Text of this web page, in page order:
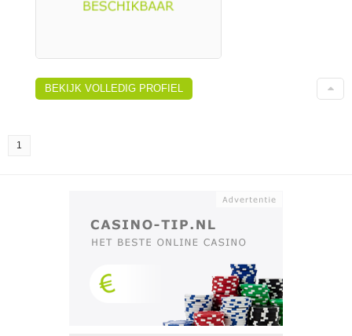
BEKIJK VOLLEDIG PROFIEL
1